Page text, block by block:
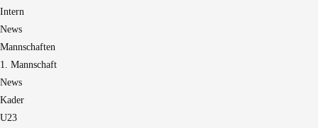
Intern
News
Mannschaften
1. Mannschaft
News
Kader
U23